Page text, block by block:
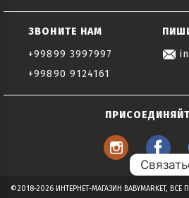
ЗВОНИТЕ НАМ
+99899 3997997
+99890 9124161
©2018-2026 ИНТЕРНЕТ-МАГАЗИН BABYMARKET,